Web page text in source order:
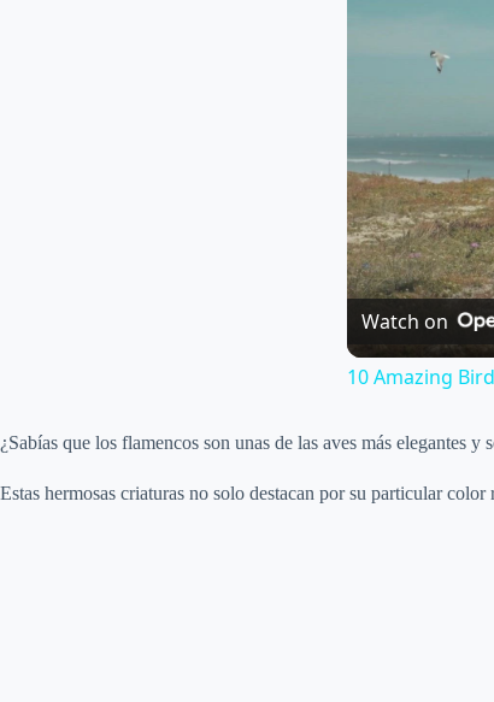
Watch on
10 Amazing
¿Sabías que los flamencos son unas de las aves más elegantes y
Estas hermosas criaturas no solo destacan por su particular